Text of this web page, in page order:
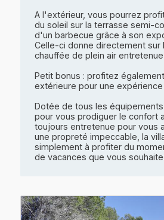
A l'extérieur, vous pourrez
du soleil sur la terrasse semi-
d'un barbecue grâce à son
Celle-ci donne directement sur
chauffée de plein air
Petit bonus : profitez
extérieure pour une
Dotée de tous les
pour vous prodiguer le confort
toujours entretenue pour vous
une propreté impeccable, la
simplement à profiter du
de vacances que vous